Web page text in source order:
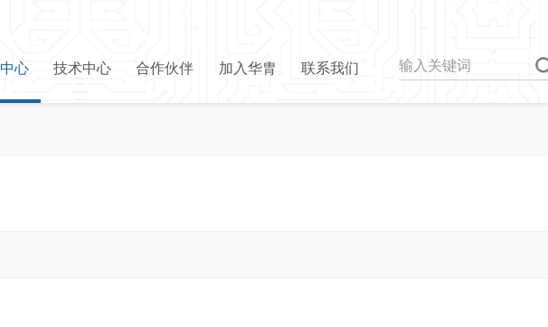
心 技术中心 合作伙伴 加入华胄 联系我们